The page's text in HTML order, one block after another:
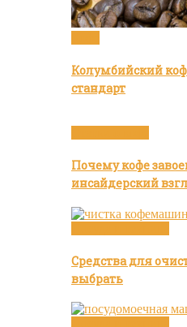
Колумбийский
стандарт
Почему кофе
инсайдерский
Средства для
выбрать